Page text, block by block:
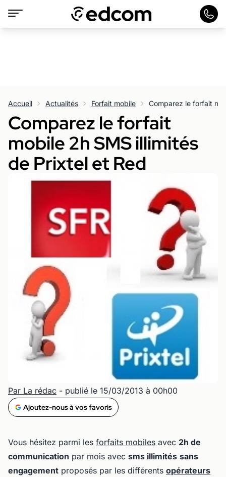
Accueil Actualités Forfait mobile
Comparez le forfait
mobile 2h SMS illimités
de Prixtel et Red
Par La rédac - publié le 15/03/2013 à 00h00
Ajoutez-nous à vos favoris
Vous hésitez parmi les forfaits mobiles avec 2h de
communication par mois avec sms illimités sans
engagement proposés par les différents opérateurs